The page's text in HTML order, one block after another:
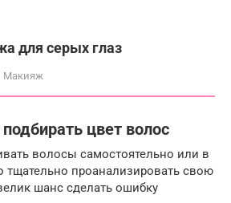
для серых глаз
Макияж
цвет волос
волосы самостоятельно или в
тщательно проанализировать свою
шанс сделать ошибку